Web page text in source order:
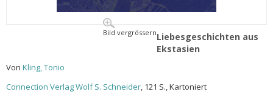
Bild vergrössernLiebesgeschichten aus
Ekstasien
Von Kling, Tonio
Connection Verlag Wolf S. Schneider, 121 S., Kartoniert